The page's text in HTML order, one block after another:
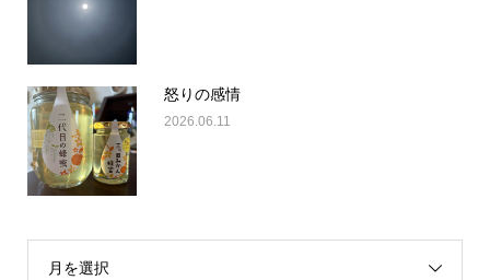
怒りの感情
2026.06.11
月を選択